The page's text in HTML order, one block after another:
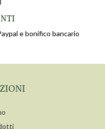
e bonifico bancario